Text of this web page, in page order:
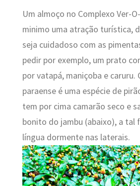
Um almoço no Complexo Ver-
minimo uma atração turística,
seja cuidadoso com as
pedir por exemplo, um prato
por vatapá, maniçoba e caruru.
paraense é uma espécie de
tem por cima camarão seco e
bonito do jambu (abaixo), a tal
língua dormente nas laterais.